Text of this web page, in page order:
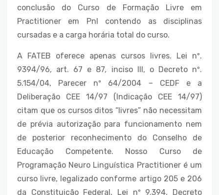
conclusão do Curso de Formação Livre em
Practitioner em Pnl contendo as disciplinas
cursadas e a carga horária total do curso.
A FATEB oferece apenas cursos livres. Lei nº.
9394/96, art. 67 e 87, inciso III, o Decreto nº.
5.154/04, Parecer nº 64/2004 – CEDF e a
Deliberação CEE 14/97 (Indicação CEE 14/97)
citam que os cursos ditos “livres” não necessitam
de prévia autorização para funcionamento nem
de posterior reconhecimento do Conselho de
Educação Competente. Nosso Curso de
Programação Neuro Linguística Practitioner é um
curso livre, legalizado conforme artigo 205 e 206
da Constituição Federal, Lei nº 9.394, Decreto